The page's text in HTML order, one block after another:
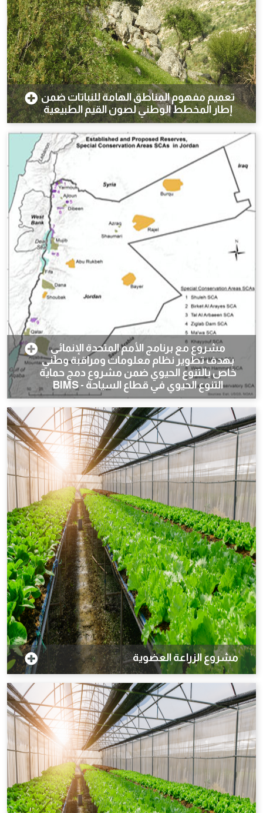
تعميم مفهوم المناطق الهامة للنباتات ضمن
إطار المخطط الوطني لصون القيم الطبيعية
مشروع مع برنامج الأمم المتحدة الإنمائي
بهدف تطوير نظام معلومات ومراقبة وطني
خاص بالتنوع الحيوي ضمن مشروع دمج حماية
التنوع الحيوي في قطاع السياحة - BIMS
مشروع الزراعة العضوية